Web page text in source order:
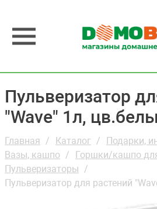
Пульверизатор
"Wave" 1л,
Главная Каталог Подарки,
Вазы, кашпо
Горшки/кашпо
Пульверизаторы
Пульверизатор для растений